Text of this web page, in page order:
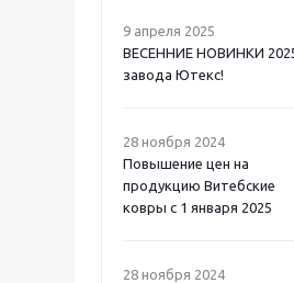
9 апреля 2025
ВЕСЕННИЕ НОВИНКИ
завода Ютекс!
28 ноября 2024
Повышение цен на
продукцию Витебские
ковры с 1 января 2025
28 ноября 2024